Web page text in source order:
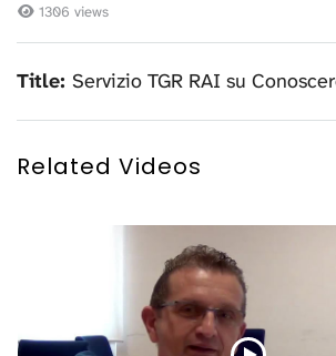
1306 views
Title: Servizio TGR RAI su
Related Videos